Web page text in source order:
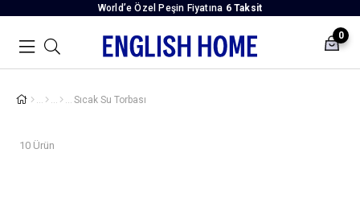
World’e Özel Peşin Fiyatına 6 Taksit
0
Sıcak Su Torbası
10 Ürün